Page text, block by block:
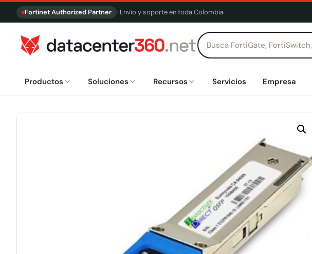
Fortinet Authorized Partner · Envío y soporte en toda Colombia
Productos Soluciones Recursos Servicios Empresa